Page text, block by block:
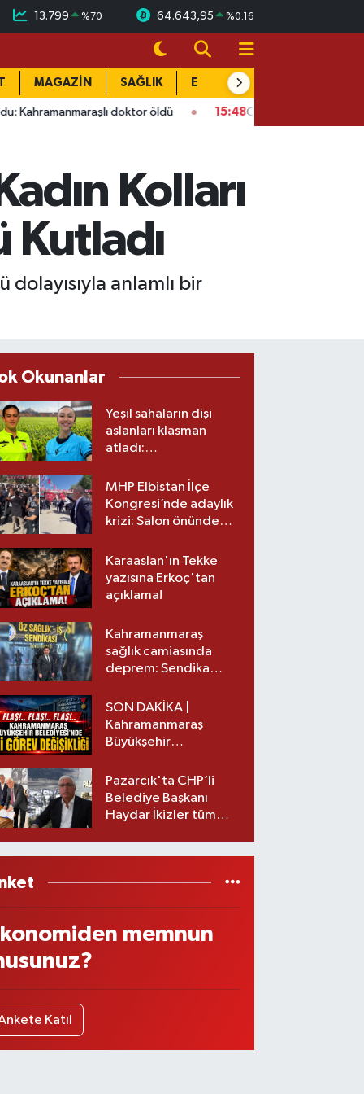
13.799 %70 64.643,95 %0.16
MAGAZİN SAĞLIK EĞİTİM
doktor öldü 15:48Onikişubat’ta ücretsiz üniversite kursunda
Kolları
Kutladı
dolayısıyla anlamlı bir
Okunanlar
Yeşil sahaların dişi
aslanları klasman
atladı:
üst lige iki transfer!
MHP Elbistan İlçe
Kongresi’nde adaylık
krizi: Salon önünde
Karaaslan'ın Tekke
yazısına Erkoç'tan
açıklama!
Kahramanmaraş
sağlık camiasında
deprem: Sendika
SON DAKİKA |
Kahramanmaraş
Büyükşehir
görev değişikliği!
Pazarcık'ta CHP’li
Belediye Başkanı
Haydar İkizler tüm
memnun
Katıl